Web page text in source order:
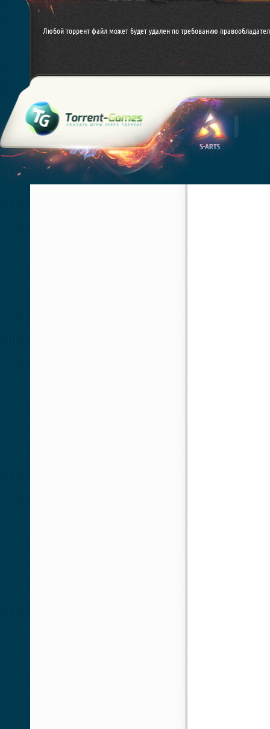
Любой торрент файл может будет удален по требованию